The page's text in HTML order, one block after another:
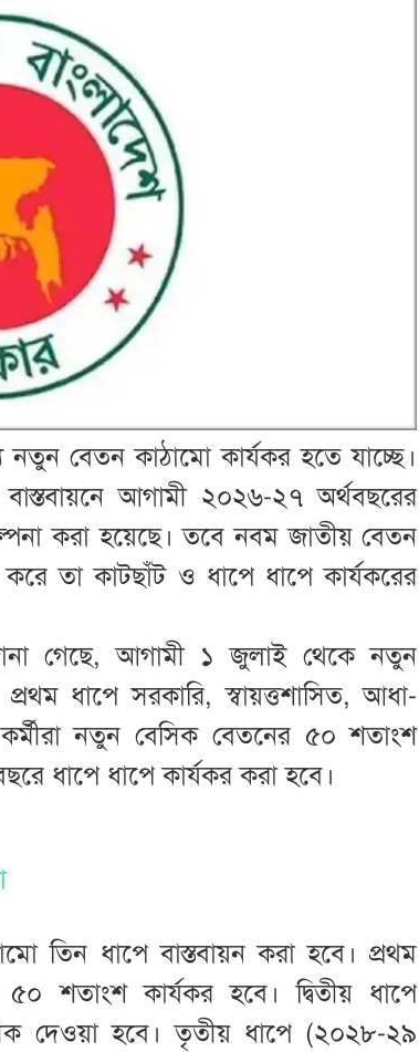
বেতন কাঠামো কার্যকর হতে যাচ্ছে।
আগামী ২০২৬-২৭ অর্থবছরের
করা হয়েছে। তবে নবম জাতীয় বেতন
তা কাটছাঁট ও ধাপে ধাপে কার্যকরের
গেছে, আগামী ১ জুলাই থেকে নতুন
ধাপে সরকারি, স্বায়ত্তশাসিত, আধা-
কর্মীরা নতুন বেসিক বেতনের ৫০ শতাংশ
ধাপে ধাপে কার্যকর করা হবে।
তিন ধাপে বাস্তবায়ন করা হবে। প্রথম
শতাংশ কার্যকর হবে। দ্বিতীয় ধাপে
দেওয়া হবে। তৃতীয় ধাপে (২০২৮-২৯